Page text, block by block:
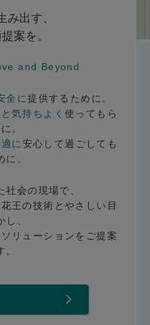
み出す、
案を。
and Beyond
全に提供するために。
と気持ちよく使ってもら
。
に安心して過ごしても
に。
社会の現場で、
王の技術とやさしい目
し、
リューションをご提案
。
いて